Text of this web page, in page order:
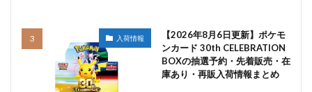
入荷情報
【2026年8月6日更新】ポケモ
ンカード 30th CELEBRATION
BOXの抽選予約・先着販売・在
庫あり・再販入荷情報まとめ